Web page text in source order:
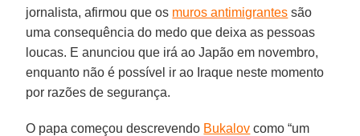
jornalista, afirmou que os muros antimigrantes são
uma consequência do medo que deixa as pessoas
loucas. E anunciou que irá ao Japão em novembro,
enquanto não é possível ir ao Iraque neste momento
por razões de segurança.
O papa começou descrevendo Bukalov como “um